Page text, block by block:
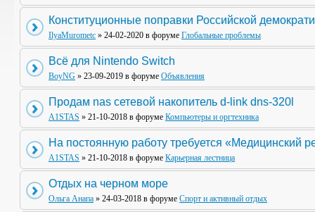
Конституционные поправки Российской
IlyaMurometc » 24-02-2020 в форуме Глобальные проблемы
Всё для Nintendo Switch
BoyNG » 23-09-2019 в форуме Объявления
Продам nas сетевой накопитель d-link dns-320l
A1STAS » 21-10-2018 в форуме Компьютеры и оргтехника
На постоянную работу требуется «Медицинский
A1STAS » 21-10-2018 в форуме Карьерная лестница
Отдых на черном море
Ольга Анапа » 24-03-2018 в форуме Спорт и активный отдых